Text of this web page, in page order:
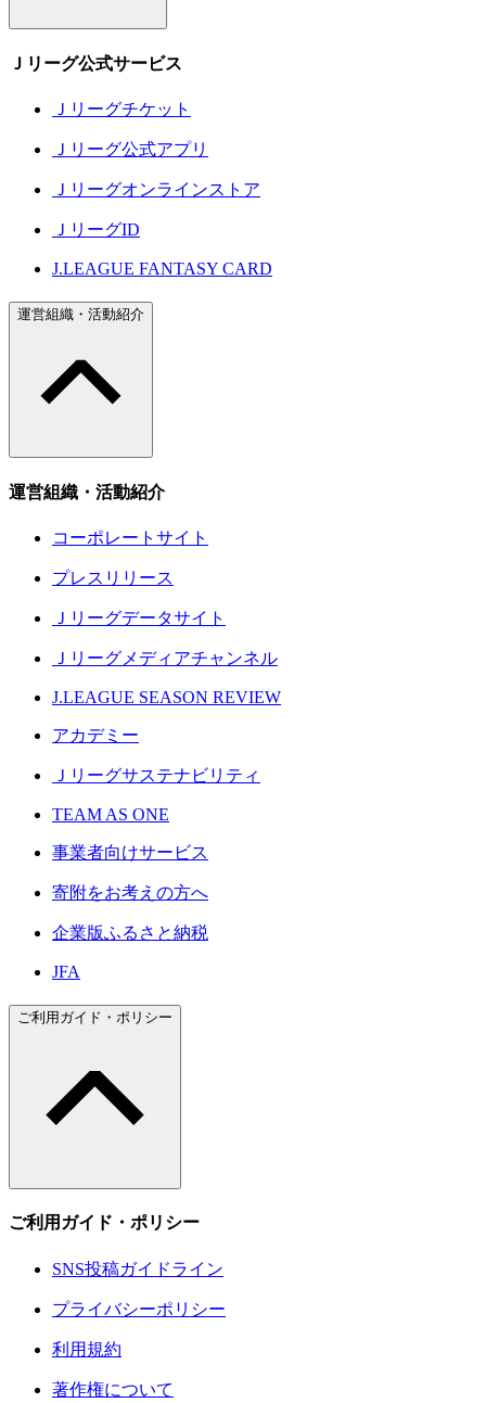
Ｊリーグ公式サービス
Ｊリーグチケット
Ｊリーグ公式アプリ
Ｊリーグオンラインストア
ＪリーグID
J.LEAGUE FANTASY CARD
運営組織・活動紹介
運営組織・活動紹介
コーポレートサイト
プレスリリース
Ｊリーグデータサイト
Ｊリーグメディアチャンネル
J.LEAGUE SEASON REVIEW
アカデミー
Ｊリーグサステナビリティ
TEAM AS ONE
事業者向けサービス
寄附をお考えの方へ
企業版ふるさと納税
JFA
ご利用ガイド・ポリシー
ご利用ガイド・ポリシー
SNS投稿ガイドライン
プライバシーポリシー
利用規約
著作権について